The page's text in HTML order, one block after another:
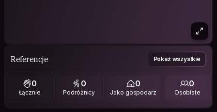
Referencje Pokaż wszystkie
0
Łącznie
0
Podróżnicy
0
Jako gospodarz
0
Osobiste